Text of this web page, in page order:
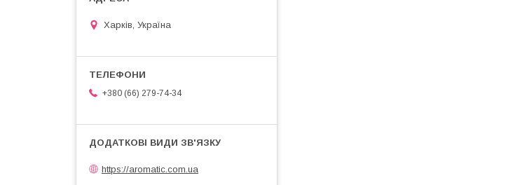
Харків, Україна
+380 (66) 279-74-34
https://aromatic.com.ua